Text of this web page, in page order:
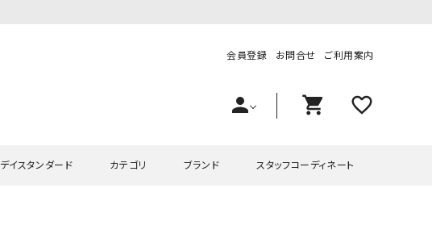
会員登録 お問合せ ご利用案内
person shopping_cart favorite_outline
デイスタンダード カテゴリ ブランド スタッフコーディネート